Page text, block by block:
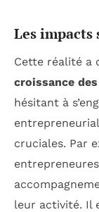
Les
Cette réalité a
croissance
hésitant à
cruciales. Par
leur activité. Il